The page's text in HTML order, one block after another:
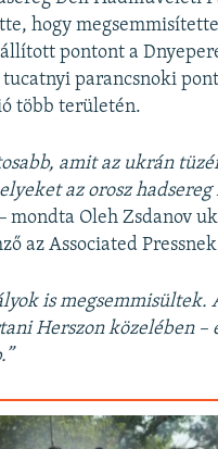
hogy
pontont a
tucatnyi parancsnoki
több területén.
amit az ukrán
az orosz hadsereg
mondta Oleh Zsdanov
az Associated
is megsemmisültek.
Herszon közelében –